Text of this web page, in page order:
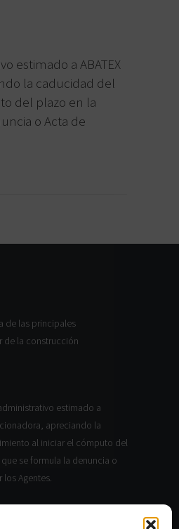
estimado a ABATEX
la caducidad del
del plazo en la
o Acta de
de las principales
de la construcción
estimado a
apreciando la
al iniciar el cómputo del
se formula la denuncia o
Agentes.